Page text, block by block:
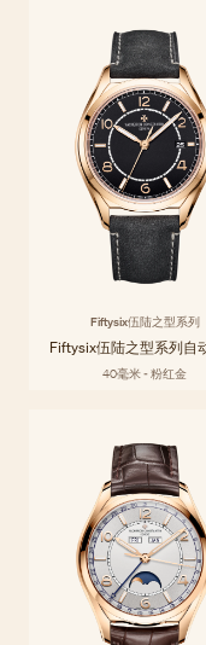
Fiftysix伍陆之型系列得
代、优雅而随性的设计
功能，令佩戴与读时皆轻
探索系列
Fiftysix伍陆之型系列
Fiftysix伍陆之型系列自
40毫米 - 粉红金